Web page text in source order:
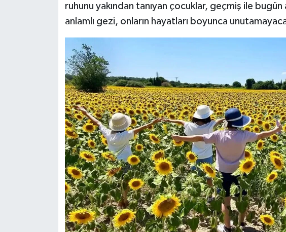
ruhunu yakından tanıyan çocuklar, geçmiş ile
anlamlı gezi, onların hayatları boyunca